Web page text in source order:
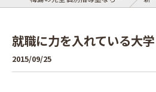
就職に力を入れている大
2015/09/25